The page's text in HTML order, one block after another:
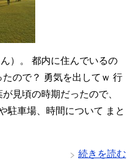
）。 都内に住んでいるの
ので？ 勇気を出してｗ 行
見頃の時期だったので、
駐車場、時間について まと
続きを読む